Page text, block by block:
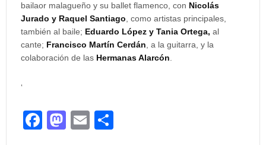
bailaor malagueño y su ballet flamenco, con Nicolás
Jurado y Raquel Santiago , como artistas principales,
también al baile; Eduardo López y Tania Ortega, al
cante; Francisco Martín Cerdán , a la guitarra, y la
colaboración de las Hermanas Alarcón
‘
F
M
E